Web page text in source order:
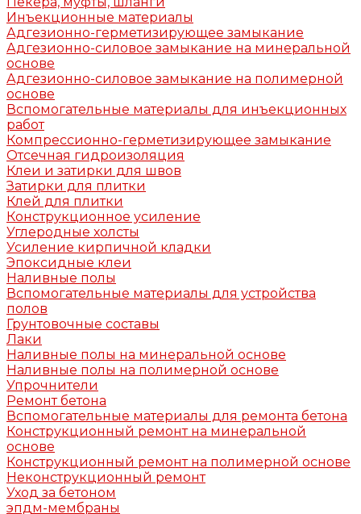
Инъекционные материалы
Адгезионно-герметизирующее замыкание
Адгезионно-силовое замыкание на минеральной
основе
Адгезионно-силовое замыкание на полимерной
основе
Вспомогательные материалы для инъекционных
работ
Компрессионно-герметизирующее замыкание
Отсечная гидроизоляция
Клеи и затирки для швов
Затирки для плитки
Клей для плитки
Конструкционное усиление
Углеродные холсты
Усиление кирпичной кладки
Эпоксидные клеи
Наливные полы
Вспомогательные материалы для устройства
полов
Грунтовочные составы
Лаки
Наливные полы на минеральной основе
Наливные полы на полимерной основе
Упрочнители
Ремонт бетона
Вспомогательные материалы для ремонта бетона
Конструкционный ремонт на минеральной
основе
Конструкционный ремонт на полимерной основе
Неконструкционный ремонт
Уход за бетоном
эпдм-мембраны